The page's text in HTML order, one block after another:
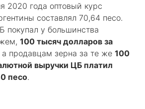
2020 года оптовый курс
составлял 70,64 песо.
покупал у большинства
100 тысяч долларов за
а продавцам зерна за те же 100
выручки ЦБ платил
песо.